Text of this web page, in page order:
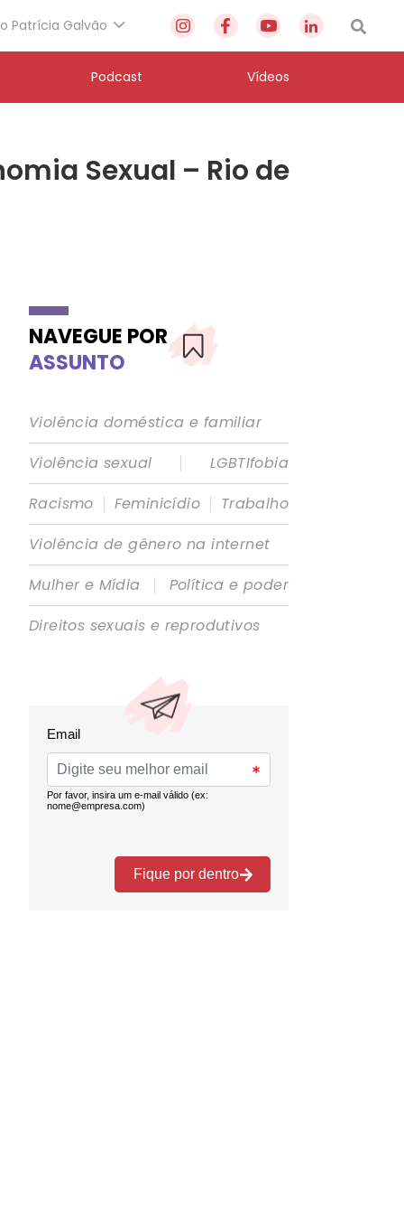
Patrícia Galvão
Podcast Vídeos
Sexual – Rio de
NAVEGUE POR
ASSUNTO
Violência doméstica e familiar
Violência sexual
|
LGBTIfobia
Racismo | Feminicídio | Trabalho
Violência de gênero na internet
Mulher e Mídia
|
Política e poder
Direitos sexuais e reprodutivos